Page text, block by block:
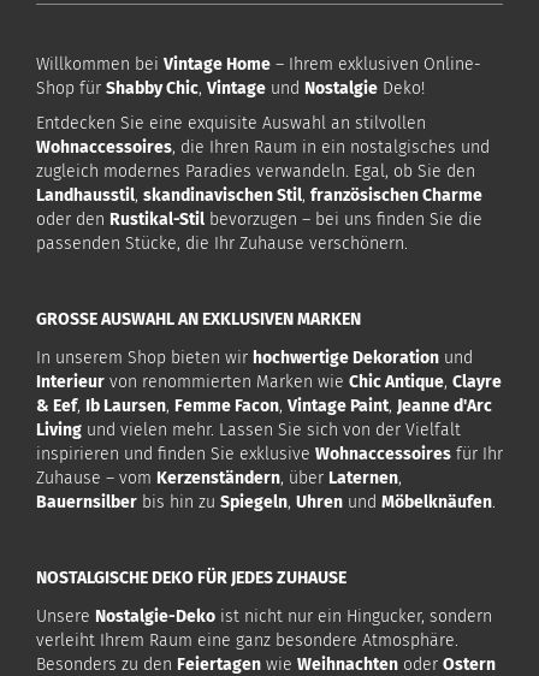
Willkommen bei Vintage Home – Ihrem exklusiven Online-
Shop für Shabby Chic, Vintage und Nostalgie Deko!
Entdecken Sie eine exquisite Auswahl an stilvollen
Wohnaccessoires, die Ihren Raum in ein nostalgisches und
zugleich modernes Paradies verwandeln. Egal, ob Sie den
Landhausstil, skandinavischen Stil, französischen Charme
oder den Rustikal-Stil bevorzugen – bei uns finden Sie die
passenden Stücke, die Ihr Zuhause verschönern.
GROSSE AUSWAHL AN EXKLUSIVEN MARKEN
In unserem Shop bieten wir hochwertige Dekoration und
Interieur von renommierten Marken wie Chic Antique, Clayre
& Eef, Ib Laursen, Femme Facon, Vintage Paint, Jeanne d'Arc
Living und vielen mehr. Lassen Sie sich von der Vielfalt
inspirieren und finden Sie exklusive Wohnaccessoires für Ihr
Zuhause – vom Kerzenständern, über Laternen,
Bauernsilber bis hin zu Spiegeln, Uhren und Möbelknäufen.
NOSTALGISCHE DEKO FÜR JEDES ZUHAUSE
Unsere Nostalgie-Deko ist nicht nur ein Hingucker, sondern
verleiht Ihrem Raum eine ganz besondere Atmosphäre.
Besonders zu den Feiertagen wie Weihnachten oder Ostern